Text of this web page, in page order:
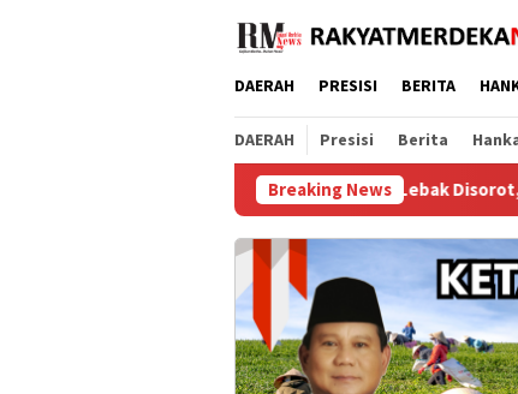
DAERAH PRESISI BERITA
DAERAH Presisi Berita
Breaking News
Rp195 Juta di Banjarsari Lebak Disorot, Pondasi Diduga